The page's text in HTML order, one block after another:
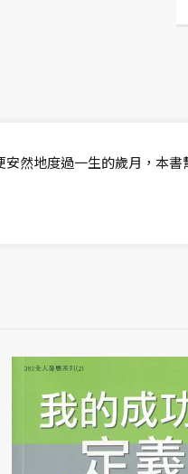
然地度過一生的歲月，本